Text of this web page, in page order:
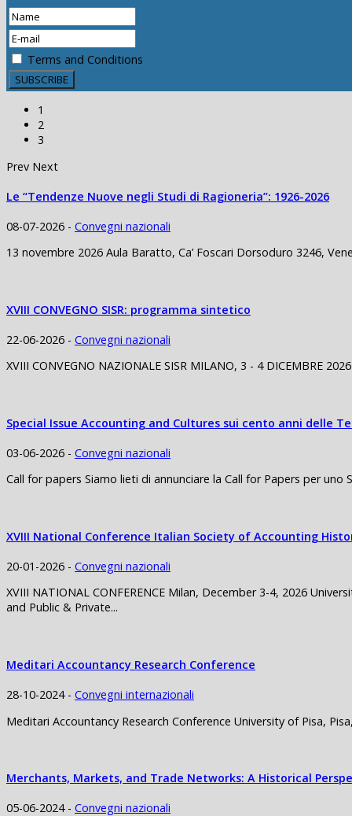
Terms and Conditions
1
2
3
Prev Next
Le “Tendenze Nuove negli Studi di Ragioneria”: 1926-2026
08-07-2026 - Convegni nazionali
13 novembre 2026 Aula Baratto, Ca’ Foscari Dorsoduro 3246,
XVIII CONVEGNO SISR: programma sintetico
22-06-2026 - Convegni nazionali
XVIII CONVEGNO NAZIONALE SISR MILANO, 3 - 4 DICEMBRE
Special Issue Accounting and Cultures sui cento anni delle
03-06-2026 - Convegni nazionali
Call for papers Siamo lieti di annunciare la Call for Papers per
XVIII National Conference Italian Society of Accounting
20-01-2026 - Convegni nazionali
XVIII NATIONAL CONFERENCE Milan, December 3-4, 2026
and Public & Private...
Meditari Accountancy Research Conference
28-10-2024 - Convegni internazionali
Meditari Accountancy Research Conference University of Pisa,
Merchants, Markets, and Trade Networks: A Historical
05-06-2024 - Convegni nazionali